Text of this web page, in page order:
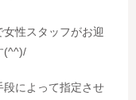
性スタッフがお迎
(^^)/
によって指定させ